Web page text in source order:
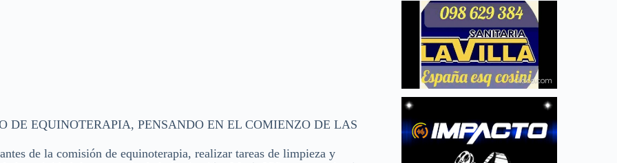
EQUINOTERAPIA, PENSANDO EN EL COMIENZO DE LAS
de la comisión de equinoterapia, realizar tareas de limpieza y